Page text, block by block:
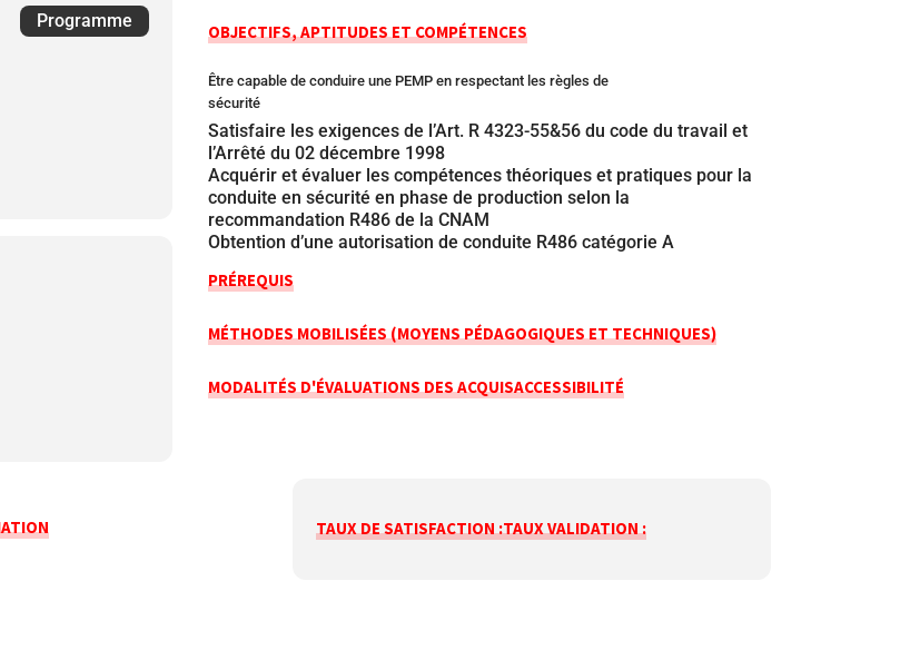
Programme
OBJECTIFS, APTITUDES ET COMPÉTENCES
Être capable de conduire une PEMP en respectant les règles de
sécurité
Satisfaire les exigences de l’Art. R 4323-55&56 du code du travail et
l’Arrêté du 02 décembre 1998
Acquérir et évaluer les compétences théoriques et pratiques pour la
conduite en sécurité en phase de production selon la
recommandation R486 de la CNAM
Obtention d’une autorisation de conduite R486 catégorie A
PRÉREQUIS
MÉTHODES MOBILISÉES (MOYENS PÉDAGOGIQUES ET TECHNIQUES)
MODALITÉS D'ÉVALUATIONS DES ACQUISACCESSIBILITÉ
TAUX DE SATISFACTION :TAUX VALIDATION :